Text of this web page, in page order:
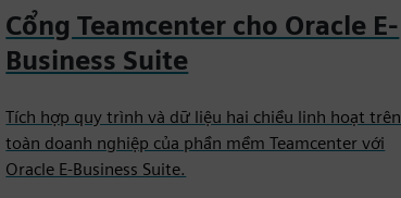
Cổng Teamcenter cho Oracle E-
Business Suite
Tích hợp quy trình và dữ liệu hai chiều linh hoạt trên
toàn doanh nghiệp của phần mềm Teamcenter với
Oracle E-Business Suite.